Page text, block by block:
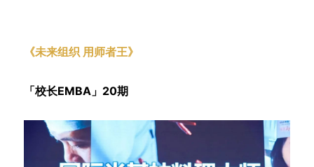
《未来组织 用师者王》
「校长EMBA」20期